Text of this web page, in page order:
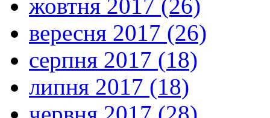
жовтня 2017 (26)
вересня 2017 (26)
серпня 2017 (18)
липня 2017 (18)